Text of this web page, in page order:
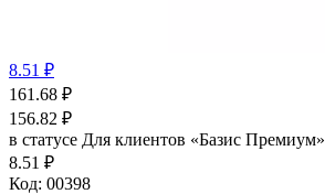
8.51 ₽
161.68 ₽
156.82 ₽
в статусе Для клиентов «Базис Премиум»
8.51 ₽
Код: 00398